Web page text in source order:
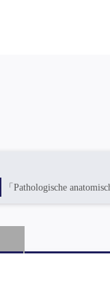
「Pathologische